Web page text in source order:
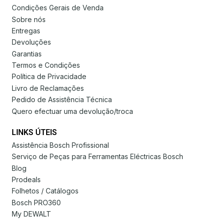
Condições Gerais de Venda
Sobre nós
Entregas
Devoluções
Garantias
Termos e Condições
Política de Privacidade
Livro de Reclamações
Pedido de Assistência Técnica
Quero efectuar uma devolução/troca
LINKS ÚTEIS
Assistência Bosch Profissional
Serviço de Peças para Ferramentas Eléctricas Bosch
Blog
Prodeals
Folhetos / Catálogos
Bosch PRO360
My DEWALT